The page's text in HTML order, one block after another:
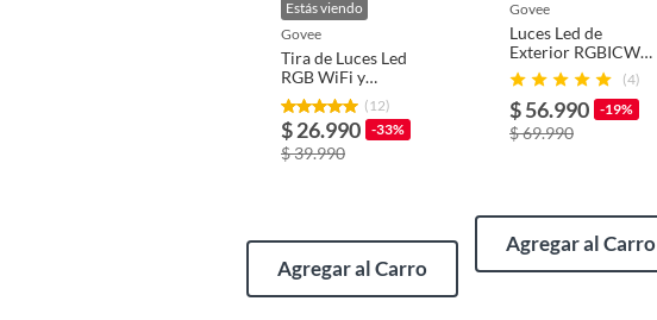
App,Iluminación
Bluetooth,Wifi
Estás viendo
govee
Tira de Luces Led
RGB WiFi y
Bluetooth de 10
Mts Govee (12)
$ 26.990 -33%
$ 39.990
Agregar al Carro
govee
Luces Led de
Exterior RGBICW
WiFi y BLE 10 Mts
- Govee
(4)
$ 56.990 -19%
$ 69.990
Agregar al Carro